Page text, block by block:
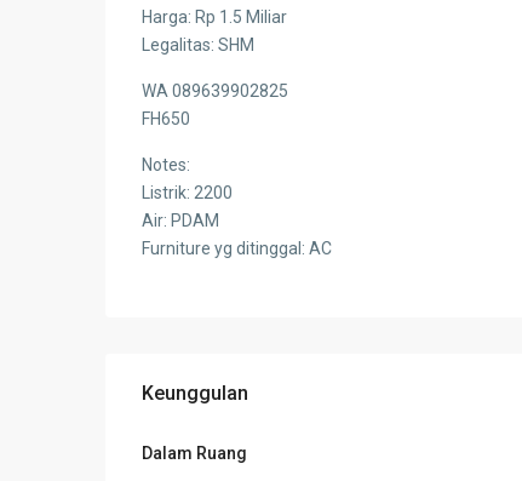
Harga: Rp 1.5 Miliar
Legalitas: SHM
WA 089639902825
FH650
Notes:
Listrik: 2200
Air: PDAM
Furniture yg ditinggal: AC
Keunggulan
Dalam Ruang